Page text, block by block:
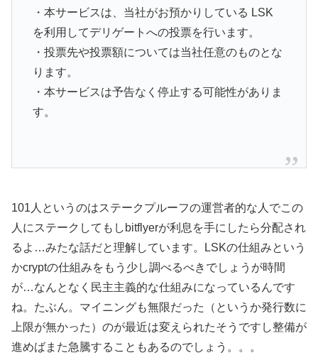
・本サービスは、当社がお預かりしている LSK
を利用してデリゲートへの投票を行います。
・投票先や投票額については当社任意のものとな
ります。
・本サービスは予告なく停止する可能性がありま
す。
101人というのはステークプルーフの運営者的な人でこの
人にステークしてもしbitflyerが利息を手にしたら分配され
るよ…みたな話だと理解しています。LSKの仕組みという
かcryptの仕組みをもう少し調べるべきでしょうが時間
が…なんとなく民主主義的な仕組みになっているんです
ね。たぶん。マイニングも無限だった（というか発行数に
上限が無かった）のが最近は変えられたそうですし整備が
進めばまた急騰することもあるのでしょう。。。